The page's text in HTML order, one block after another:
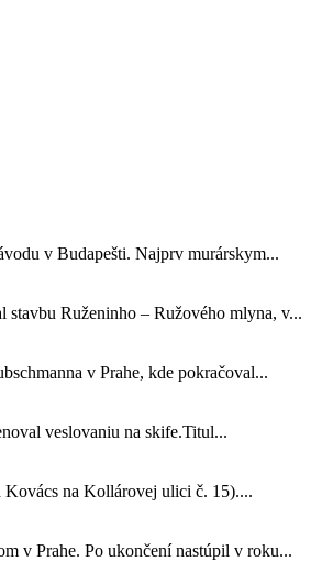
v Budapešti. Najprv murárskym...
stavbu Ruženinho – Ružového mlyna, v...
v Prahe, kde pokračoval...
veslovaniu na skife.Titul...
na Kollárovej ulici č. 15)....
v Prahe. Po ukončení nastúpil v roku...